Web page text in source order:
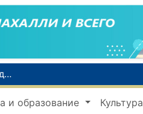
Узбекистан впервые в своей истории примет престижную Международную олимпиаду по информатике IOI 2026
Число пользователей мобильного интернета в Узбекистане за 10 лет выросло в 4,3 раза
При содействии Генконсульства Узбекистана соотечественница, перенесшая инсульт в Алматы, вернулась на родину
и образование Культура